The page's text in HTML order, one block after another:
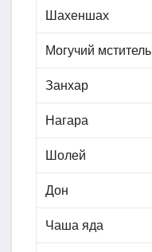
Шахеншах
Могучий мститель
Занхар
Нагара
Шолей
Дон
Чаша яда